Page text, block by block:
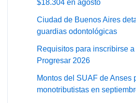
$18.304 en agosto
Ciudad de Buenos Aires
guardias odontológicas
Requisitos para inscribirse
Progresar 2026
Montos del SUAF de Anses
monotributistas en